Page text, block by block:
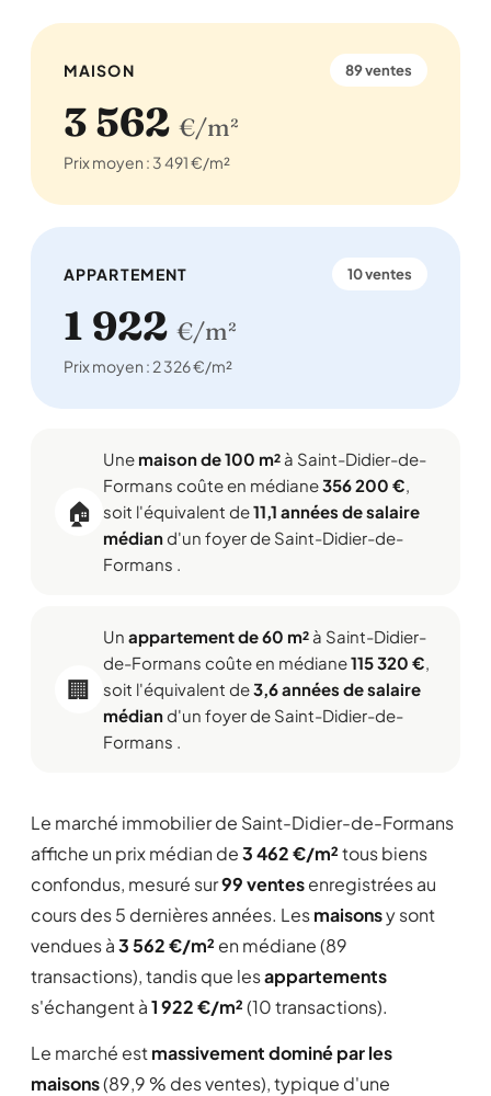
MAISON 89 ventes
3 562 €/m²
Prix moyen : 3 491 €/m²
APPARTEMENT 10 ventes
1 922 €/m²
Prix moyen : 2 326 €/m²
🏠
Une maison de 100 m² à Saint-Didier-de-
Formans coûte en médiane356 200 €,
soit l'équivalent de11,1 années de salaire
médiand'un foyer de Saint-Didier-de-
Formans .
🏢
Un appartement de 60 m² à Saint-Didier-
de-Formans coûte en médiane115 320 €,
soit l'équivalent de3,6 années de salaire
médiand'un foyer de Saint-Didier-de-
Formans .
Le marché immobilier de Saint-Didier-de-Formans
affiche un prix médian de3 462 €/m²tous biens
confondus, mesuré sur99 ventesenregistrées au
cours des 5 dernières années. Lesmaisonsy sont
vendues à3 562 €/m² en médiane (89
transactions), tandis que lesappartements
s'échangent à1 922 €/m²(10 transactions).
Le marché estmassivement dominé par les
maisons(89,9 % des ventes), typique d'une